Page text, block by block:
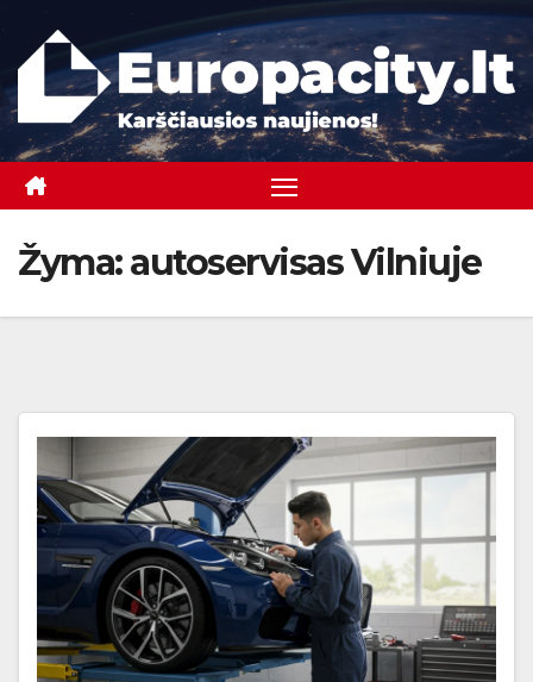
content
Žyma:autoservisas Vilniuje